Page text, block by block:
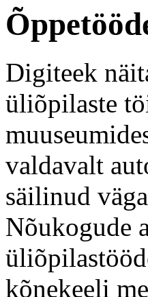
Digiteek
üliõpilaste
valdavalt
säilinud
Nõukogude
kõnekeeli